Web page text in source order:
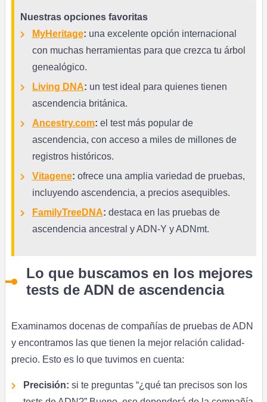
Nuestras opciones favoritas
MyHeritage: una excelente opción internacional
con muchas herramientas para que crezca tu árbol
genealógico.
Living DNA: un test ideal para quienes tienen
ascendencia británica.
Ancestry.com: el test más popular de
ascendencia, con acceso a miles de millones de
registros históricos.
Vitagene: ofrece una amplia variedad de pruebas,
incluyendo ascendencia, a precios asequibles.
FamilyTreeDNA: destaca en las pruebas de
ascendencia ancestral y ADN-Y y ADNmt.
Lo que buscamos en los mejores
tests de ADN de ascendencia
Examinamos docenas de compañías de pruebas de ADN
y encontramos las que tienen la mejor relación calidad-
precio. Esto es lo que tuvimos en cuenta:
Precisión: si te preguntas “¿qué tan precisos son los